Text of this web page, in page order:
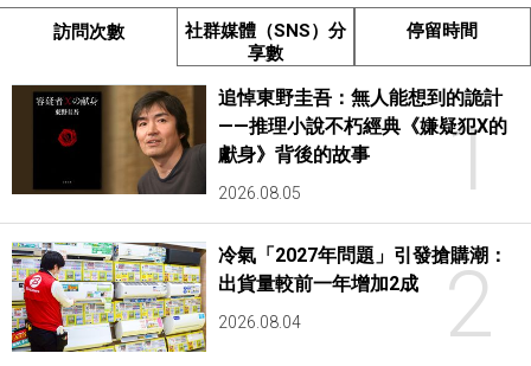
訪問次數
社群媒體（SNS）分
享數
停留時間
1
追悼東野圭吾：無人能想到的詭計
——推理小說不朽經典《嫌疑犯X的
獻身》背後的故事
2026.08.05
2
冷氣「2027年問題」引發搶購潮：
出貨量較前一年增加2成
2026.08.04